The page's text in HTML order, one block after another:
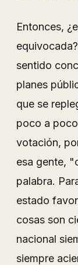
Entonces,
sentido
planes
que se
poco a
votación,
esa gente,
palabra.
estado
cosas son
nacional
siempre